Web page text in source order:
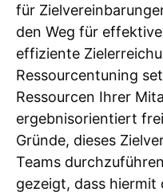
für
den Weg für
effiziente
Ressourcentuning
Ressourcen Ihrer
ergebnisorientiert
Gründe, dieses
Teams
gezeigt, dass hiermit